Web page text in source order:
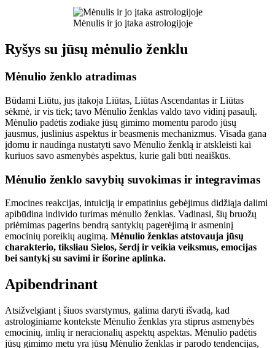
Mėnulis ir jo įtaka astrologijoje
Ryšys su jūsų mėnulio ženklu
Mėnulio ženklo atradimas
Būdami Liūtu, jus įtakoja Liūtas, Liūtas Ascendantas ir Liūtas
sėkmė, ir vis tiek; tavo Mėnulio ženklas valdo tavo vidinį pasaulį.
Mėnulio padėtis zodiake jūsų gimimo momentu parodo jūsų
jausmus, juslinius aspektus ir beasmenis mechanizmus. Visada gana
įdomu ir naudinga nustatyti savo Mėnulio ženklą ir atskleisti kai
kuriuos savo asmenybės aspektus, kurie gali būti neaiškūs.
Mėnulio ženklo savybių suvokimas ir integravimas
Emocines reakcijas, intuiciją ir empatinius gebėjimus didžiąja dalimi
apibūdina individo turimas mėnulio ženklas. Vadinasi, šių bruožų
priėmimas pagerins bendrą santykių pagerėjimą ir asmeninį
emocinių poreikių augimą. Mėnulio ženklas atstovauja jūsų
charakterio, tiksliau Sielos, šerdį ir veikia veiksmus, emocijas
bei santykį su savimi ir išorine aplinka.
Apibendrinant
Atsižvelgiant į šiuos svarstymus, galima daryti išvadą, kad
astrologiniame kontekste Mėnulio ženklas yra stiprus asmenybės
emocinių, imlių ir neracionalių aspektų aspektas. Mėnulio padėtis
jūsų gimimo metu yra jūsų Mėnulio ženklas ir parodo tendencijas,